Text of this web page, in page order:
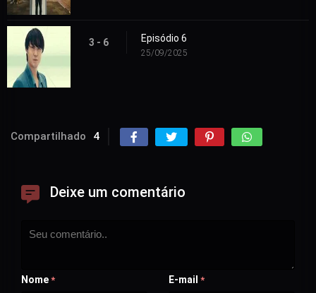
3 - 6 Episódio 6
25/09/2025
Compartilhado 4
Deixe um comentário
Nome * E-mail *